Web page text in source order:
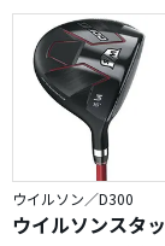
ウイルソン／D300
ウイルソンスタッ